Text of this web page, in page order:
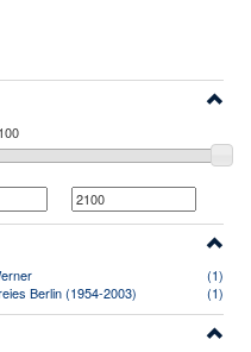
(1)
Berlin (1954-2003)
(1)